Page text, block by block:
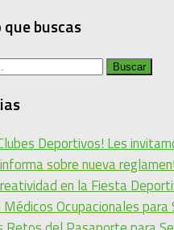
buscas
Deportivos! Les
sobre nueva
en la Fiesta
Ocupacionales para